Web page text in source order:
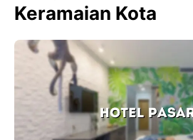
Keramaian Kota